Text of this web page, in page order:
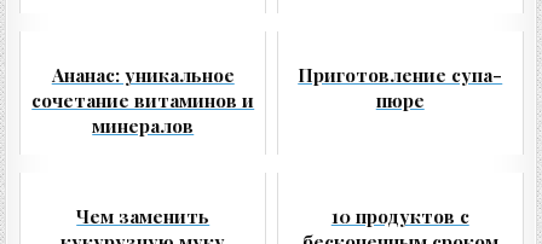
Ананас: уникальное
сочетание витаминов и
минералов
Приготовление супа-
пюре
Чем заменить
10 продуктов с